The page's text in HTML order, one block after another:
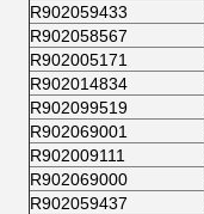
R902059433
R902058567
R902005171
R902014834
R902099519
R902069001
R902009111
R902069000
R902059437